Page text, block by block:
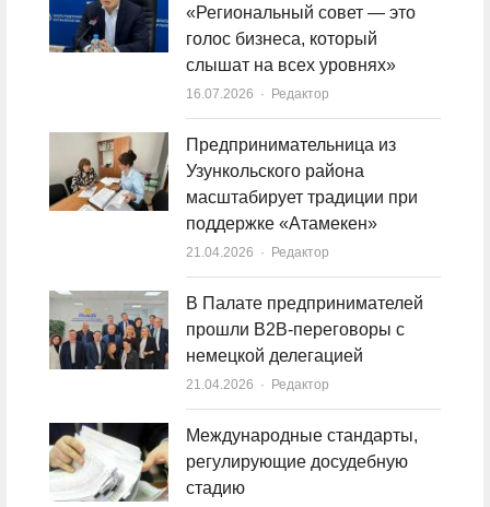
«Региональный совет — это
голос бизнеса, который
слышат на всех уровнях»
16.07.2026 Author
Редактор
Предпринимательница из
Узункольского района
масштабирует традиции при
поддержке «Атамекен»
21.04.2026 Author
Редактор
В Палате предпринимателей
прошли B2B-переговоры с
немецкой делегацией
21.04.2026 Author
Редактор
Международные стандарты,
регулирующие досудебную
стадию